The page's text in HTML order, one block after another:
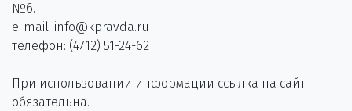
№6.
e-mail: info@kpravda.ru
телефон: (4712) 51-24-62
При использовании информации ссылка на сайт
обязательна.